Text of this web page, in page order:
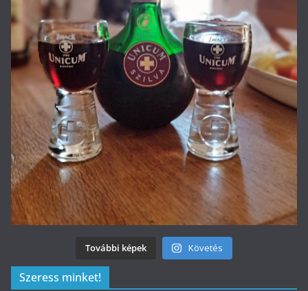
További képek Követés
Szeress minket!